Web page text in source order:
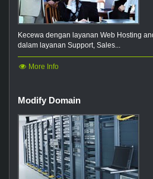
Kecewa dengan layanan Web Hosting
dalam layanan Support, Sales...
More Info
Modify Domain